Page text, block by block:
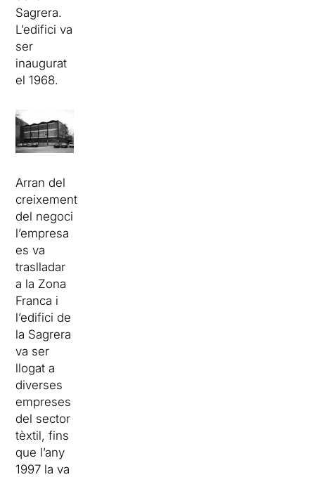
Sagrera.
L’edifici va
ser
inaugurat
el 1968.
Arran del
creixement
del negoci
l’empresa
es va
traslladar
a la Zona
Franca i
l’edifici de
la Sagrera
va ser
llogat a
diverses
empreses
del sector
tèxtil, fins
que l’any
1997 la va